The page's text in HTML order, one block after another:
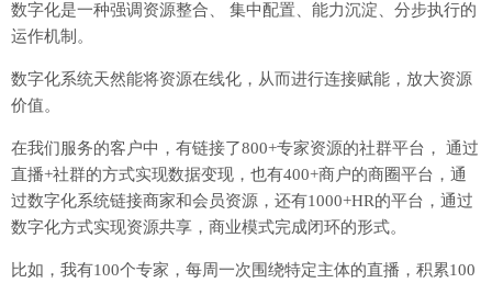
数字化是一种强调资源整合、 集中配置、能力沉淀、分步执行的
运作机制。
数字化系统天然能将资源在线化，从而进行连接赋能，放大资源
价值。
在我们服务的客户中，有链接了800+专家资源的社群平台， 通过
直播+社群的方式实现数据变现，也有400+商户的商圈平台，通
过数字化系统链接商家和会员资源，还有1000+HR的平台，通过
数字化方式实现资源共享，商业模式完成闭环的形式。
比如，我有100个专家，每周一次围绕特定主体的直播，积累100